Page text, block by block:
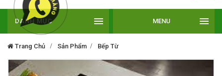
DANH MỤC MENU
Trang Chủ Sản Phẩm Bếp Từ